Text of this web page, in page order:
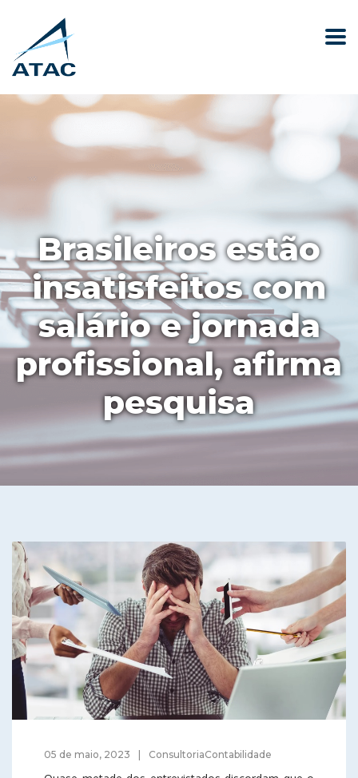
Brasileiros estão
insatisfeitos com
salário e jornada
profissional, afirma
pesquisa
05 de maio, 2023 ConsultoriaContabilidade